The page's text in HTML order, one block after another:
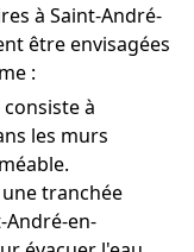
à Saint-André-
être envisagées
:
à
les murs
tranchée
André-en-